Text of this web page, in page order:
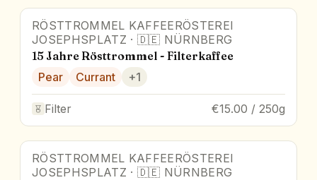
RÖSTTROMMEL KAFFEERÖSTEREI
JOSEPHSPLATZ · 🇩🇪 NÜRNBERG
15 Jahre Rösttrommel - Filterkaffee
Pear
Currant +1
Filter €15.00 / 250g
RÖSTTROMMEL KAFFEERÖSTEREI
JOSEPHSPLATZ · 🇩🇪 NÜRNBERG